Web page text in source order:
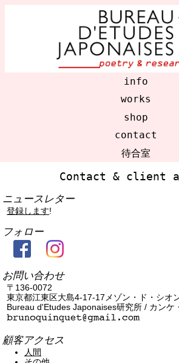
info
works
shop
contact
待合室
Contact & client
ニュースレター
登録します!
フォロー
お問い合わせ
〒136-0072
東京都江東区大島4-17-17メゾン・ド・シオ
Bureau d'Etudes Japonaises研究所 / カンケ
顧客アクセス
人間